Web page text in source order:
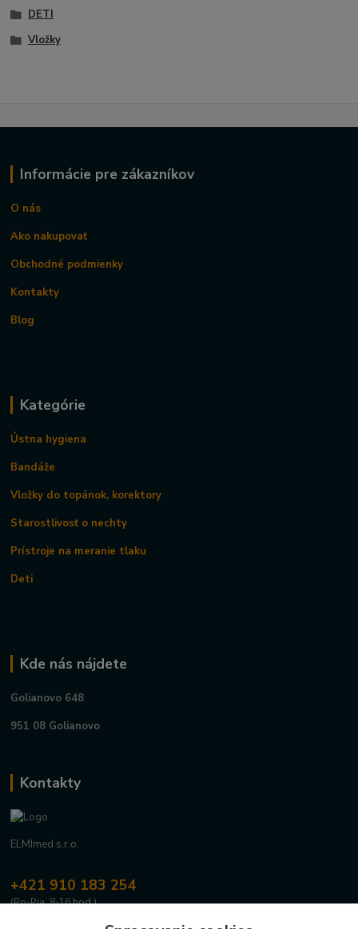
DETI
Vložky
Informácie pre zákazníkov
O nás
Ako nakupovať
Obchodné podmienky
Kontakty
Blog
Kategórie
Ústna hygiena
Bandáže
Vložky do topánok, korektory
Starostlivosť o nechty
Prístroje na meranie tlaku
Deti
Kde nás nájdete
Golianovo 648
951 08 Golianovo
Kontakty
ELMImed s.r.o.
+421 910 183 254
(Po-Pia, 8-16 hod.)